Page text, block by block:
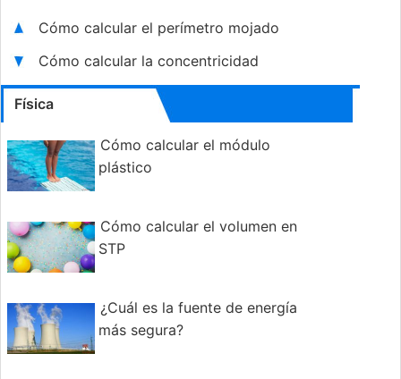
Cómo calcular el perímetro mojado
Cómo calcular la concentricidad
Física
Cómo calcular el módulo
plástico
Cómo calcular el volumen en
STP
¿Cuál es la fuente de energía
más segura?